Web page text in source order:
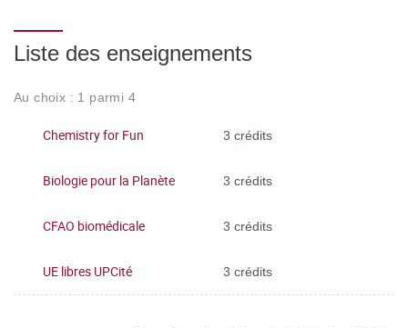
Liste des enseignements
Au choix : 1 parmi 4
Chemistry for Fun 3 crédits
Biologie pour la Planète 3 crédits
CFAO biomédicale 3 crédits
UE libres UPCité 3 crédits